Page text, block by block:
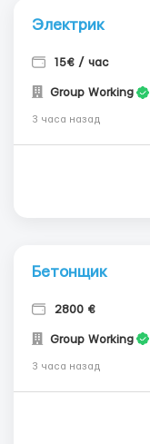
Электрик
15€ / час
Group Working
3 часа назад
Бетонщик
2800 €
Group Working
3 часа назад